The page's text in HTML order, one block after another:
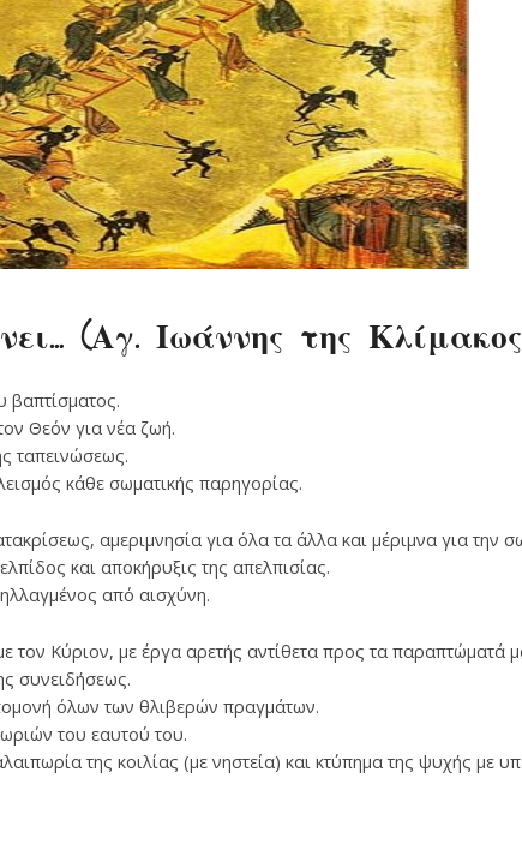
(Αγ. Ιωάννης της
βαπτίσματος.
Θεόν για νέα ζωή.
ταπεινώσεως.
κάθε σωματικής παρηγορίας.
αμεριμνησία για όλα τα άλλα και μέριμνα για την
και αποκήρυξις της απελπισίας.
από αισχύνη.
τον Κύριον, με έργα αρετής αντίθετα προς τα παραπτώματά
συνειδήσεως.
όλων των θλιβερών πραγμάτων.
του εαυτού του.
της κοιλίας (με νηστεία) και κτύπημα της ψυχής με